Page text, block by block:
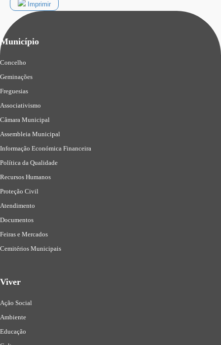
Imprimir
Município
Concelho
Geminações
Freguesias
Associativismo
Câmara Municipal
Assembleia Municipal
Informação Económica Financeira
Política da Qualidade
Recursos Humanos
Proteção Civil
Atendimento
Documentos
Feiras e Mercados
Cemitérios Municipais
Viver
Ação Social
Ambiente
Educação